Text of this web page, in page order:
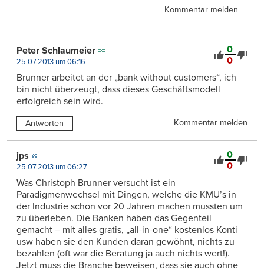
Kommentar melden
0
0
Peter Schlaumeier
25.07.2013 um 06:16
Brunner arbeitet an der „bank without customers“, ich
bin nicht überzeugt, dass dieses Geschäftsmodell
erfolgreich sein wird.
Antworten Kommentar melden
0
0
jps
25.07.2013 um 06:27
Was Christoph Brunner versucht ist ein
Paradigmenwechsel mit Dingen, welche die KMU’s in
der Industrie schon vor 20 Jahren machen mussten um
zu überleben. Die Banken haben das Gegenteil
gemacht – mit alles gratis, „all-in-one“ kostenlos Konti
usw haben sie den Kunden daran gewöhnt, nichts zu
bezahlen (oft war die Beratung ja auch nichts wert!).
Jetzt muss die Branche beweisen, dass sie auch ohne